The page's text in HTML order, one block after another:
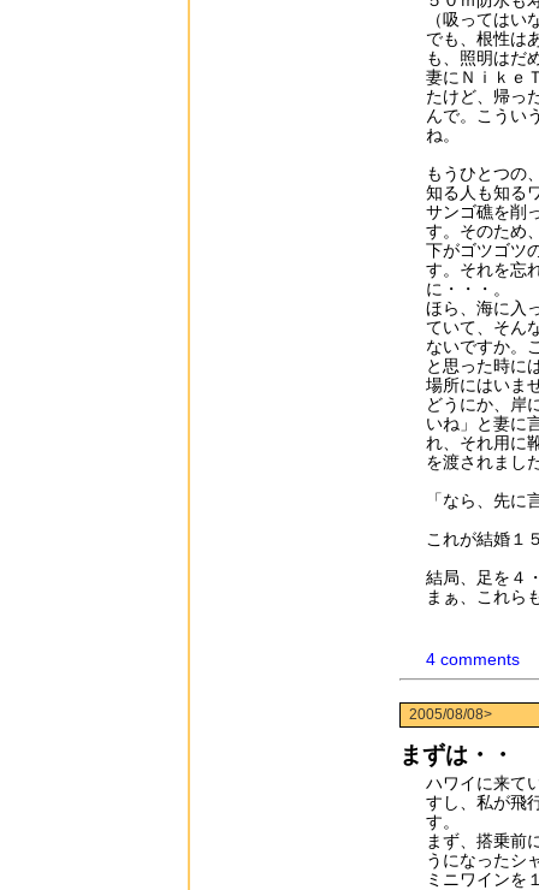
（吸っては
でも、根性は
も、照明はだ
妻にＮｉｋｅ
たけど、帰っ
んで。こうい
ね。
もうひとつの
知る人も知る
サンゴ礁を削
す。そのため
下がゴツゴツ
す。それを忘
に・・・。
ほら、海に入
ていて、そん
ないですか。
と思った時に
場所にはいま
どうにか、岸
いね」と妻に
れ、それ用に
を渡されまし
「なら、先
これが結婚１
結局、足を４
まぁ、これら
4 comments
2005/08/08>
まずは・・
ハワイに来て
すし、私が飛
す。
まず、搭乗前
うになったシ
ミニワインを